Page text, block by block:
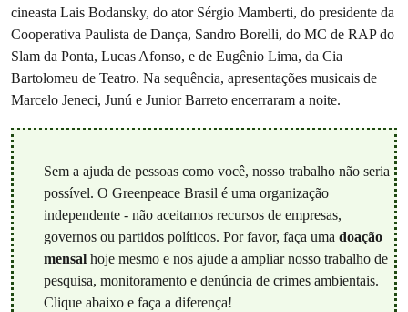
cineasta Lais Bodansky, do ator Sérgio Mamberti, do presidente da
Cooperativa Paulista de Dança, Sandro Borelli, do MC de RAP do
Slam da Ponta, Lucas Afonso, e de Eugênio Lima, da Cia
Bartolomeu de Teatro. Na sequência, apresentações musicais de
Marcelo Jeneci, Junú e Junior Barreto encerraram a noite.
Sem a ajuda de pessoas como você, nosso trabalho não seria
possível. O Greenpeace Brasil é uma organização
independente - não aceitamos recursos de empresas,
governos ou partidos políticos. Por favor, faça uma doação
mensalhoje mesmo e nos ajude a ampliar nosso trabalho de
pesquisa, monitoramento e denúncia de crimes ambientais.
Clique abaixo e faça a diferença!